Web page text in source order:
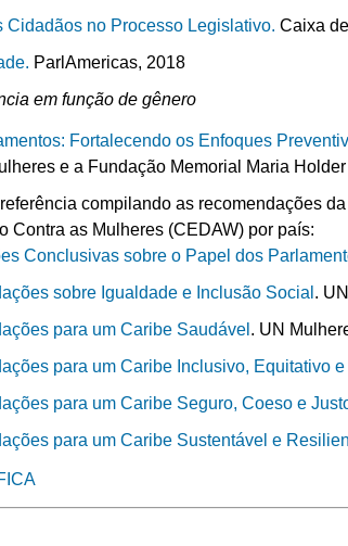
Cidadãos no Processo Legislativo. Caixa
ParlAmericas, 2018
em função de gênero
Fortalecendo os Enfoques
e a Fundação Memorial Maria
compilando as recomendações
Contra as Mulheres (CEDAW) por país:
Conclusivas sobre o Papel dos
sobre Igualdade e Inclusão Social .
para um Caribe Saudável . UN
para um Caribe Inclusivo, Equitativo
para um Caribe Seguro, Coeso e
para um Caribe Sustentável e